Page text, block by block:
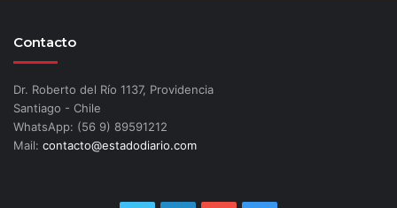
Contacto
Dr. Roberto del Río 1137, Providencia
Santiago - Chile
WhatsApp: (56 9) 89591212
Mail: contacto@estadodiario.com